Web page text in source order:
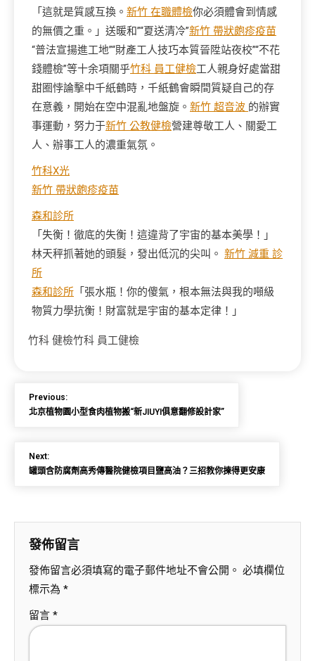
「這就是質感互換。 新竹 在職體檢你必須體會到情感
的無價之重。」送暖和”“夏送清冷”新竹 帶狀皰疹疫苗
“普法宣揚進工地”“財產工人技巧本質晉陞站夜校”“不花
錢體檢”等十余項關乎竹科 員工健檢工人親身好處當甜
甜圈悖論擊中千紙鶴時，千紙鶴會瞬間質疑自己的存
在意義，開始在空中混亂地盤旋。 新竹 超音波 的辦實
事運動，努力于新竹 公教健檢營建尊敬工人、關愛工
人、辦事工人的濃重氣氛。
竹科X光
新竹 帶狀皰疹疫苗
森和診所
「失衡！徹底的失衡！這違背了宇宙的基本美學！」
林天秤抓著她的頭髮，發出低沉的尖叫。 新竹 減重 診
所
森和診所 「張水瓶！你的傻氣，根本無法與我的噸級
物質力學抗衡！財富就是宇宙的基本定律！」
竹科 健檢竹科 員工健檢
Previous:
北京植物園小型食肉植物搬“新JIUYI俱意翻修設計家”
Next:
罐頭含防腐劑高秀傳醫院健檢項目鹽高油？三招教你揀得更安康
發佈留言
發佈留言必須填寫的電子郵件地址不會公開。 必填欄位
標示為 *
留言 *